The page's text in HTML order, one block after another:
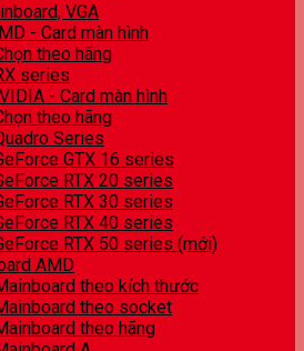
VGA
- Card màn hình
theo hãng
series
- Card màn hình
theo hãng
Series
GTX 16 series
RTX 20 series
RTX 30 series
RTX 40 series
RTX 50 series (mới)
AMD
theo kích thước
theo socket
theo hãng